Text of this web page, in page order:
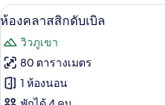
กับ
ห้อง
นี
มูน
ดับเบิล
เปิด
ภาพถ่าย
ทั้งหมด
ของ
9
ห้องคลาสสิกดับเบิล
วิวภูเขา
80 ตารางเมตร
1 ห้องนอน